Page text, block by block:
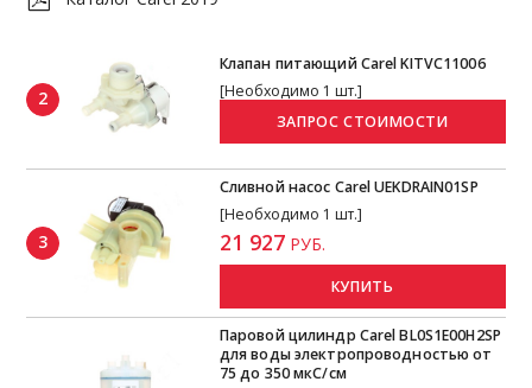
2
Клапан питающий Carel KITVC11006
[Необходимо 1 шт.]
3
Сливной насос Carel UEKDRAIN01SP
[Необходимо 1 шт.]
21 927РУБ.
КУПИТЬ
Паровой цилиндр Carel BL0S1E00H2SP
для воды электропроводностью от
75 до 350 мкС/см